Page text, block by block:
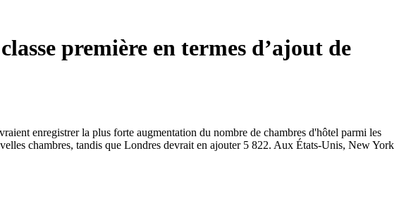
première en termes d’ajout de
enregistrer la plus forte augmentation du nombre de chambres d'hôtel parmi les
chambres, tandis que Londres devrait en ajouter 5 822. Aux États-Unis, New York